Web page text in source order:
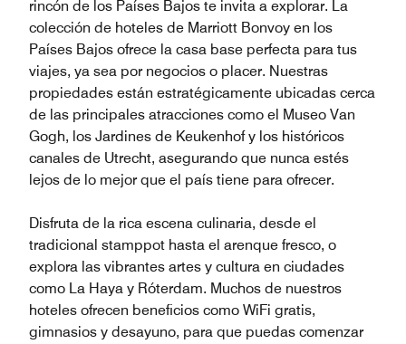
rincón de los Países Bajos te invita a explorar. La
colección de hoteles de Marriott Bonvoy en los
Países Bajos ofrece la casa base perfecta para tus
viajes, ya sea por negocios o placer. Nuestras
propiedades están estratégicamente ubicadas cerca
de las principales atracciones como el Museo Van
Gogh, los Jardines de Keukenhof y los históricos
canales de Utrecht, asegurando que nunca estés
lejos de lo mejor que el país tiene para ofrecer.
Disfruta de la rica escena culinaria, desde el
tradicional stamppot hasta el arenque fresco, o
explora las vibrantes artes y cultura en ciudades
como La Haya y Róterdam. Muchos de nuestros
hoteles ofrecen beneficios como WiFi gratis,
gimnasios y desayuno, para que puedas comenzar